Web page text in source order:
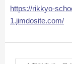
https://rikkyo-
1.jimdosite.com/